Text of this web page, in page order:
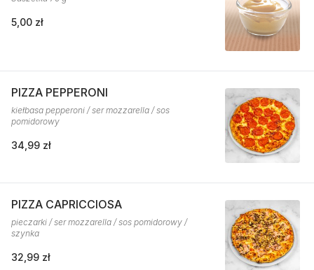
5,00 zł
PIZZA PEPPERONI
kiełbasa pepperoni / ser mozzarella / sos
pomidorowy
34,99 zł
PIZZA CAPRICCIOSA
pieczarki / ser mozzarella / sos pomidorowy /
szynka
32,99 zł